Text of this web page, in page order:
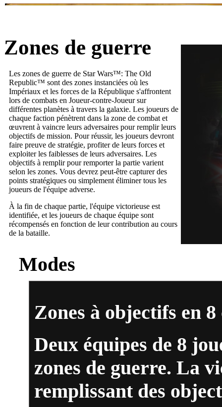
Zones de guerre
Les zones de guerre de Star Wars™: The Old
Republic™ sont des zones instanciées où les
Impériaux et les forces de la République s'affrontent
lors de combats en Joueur-contre-Joueur sur
différentes planètes à travers la galaxie. Les joueurs de
chaque faction pénètrent dans la zone de combat et
œuvrent à vaincre leurs adversaires pour remplir leurs
objectifs de mission. Pour réussir, les joueurs devront
faire preuve de stratégie, profiter de leurs forces et
exploiter les faiblesses de leurs adversaires. Les
objectifs à remplir pour remporter la partie varient
selon les zones. Vous devrez peut-être capturer des
points stratégiques ou simplement éliminer tous les
joueurs de l'équipe adverse.
À la fin de chaque partie, l'équipe victorieuse est
identifiée, et les joueurs de chaque équipe sont
récompensés en fonction de leur contribution au cours
de la bataille.
Modes
Zones à objectifs en
Deux équipes de 8
zones de guerre. La
remplissant des